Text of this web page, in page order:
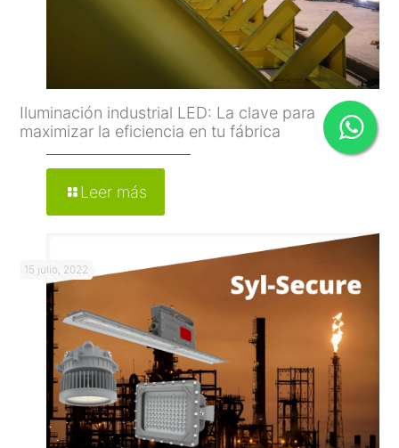
Iluminación industrial LED: La clave para
maximizar la eficiencia en tu fábrica
Leer más
15 julio, 2022